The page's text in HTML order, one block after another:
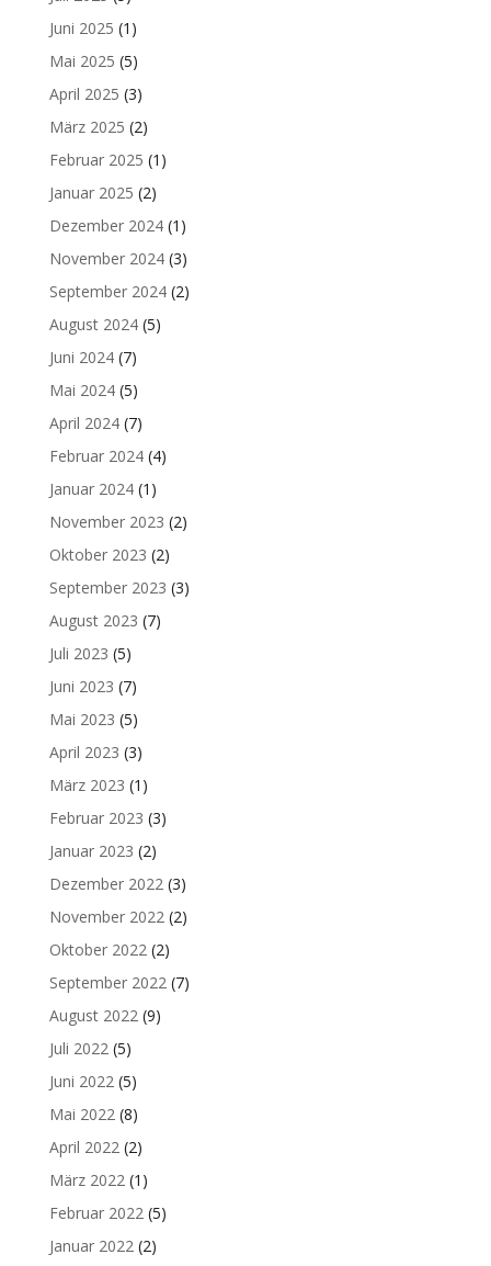
Juni 2025 (1)
Mai 2025 (5)
April 2025 (3)
März 2025 (2)
Februar 2025 (1)
Januar 2025 (2)
Dezember 2024(1)
November 2024(3)
September 2024(2)
August 2024(5)
Juni 2024(7)
Mai 2024(5)
April 2024(7)
Februar 2024(4)
Januar 2024(1)
November 2023 (2)
Oktober 2023 (2)
September 2023 (3)
August 2023 (7)
Juli 2023 (5)
Juni 2023 (7)
Mai 2023 (5)
April 2023 (3)
März 2023 (1)
Februar 2023 (3)
Januar 2023 (2)
Dezember 2022(3)
November 2022(2)
Oktober 2022(2)
September 2022(7)
August 2022(9)
Juli 2022(5)
Juni 2022(5)
Mai 2022(8)
April 2022(2)
März 2022(1)
Februar 2022(5)
Januar 2022(2)